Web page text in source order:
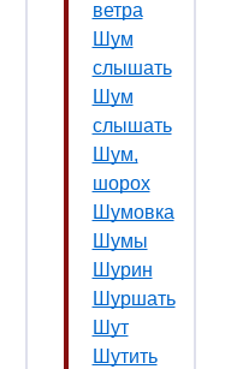
ветра
Шум
слышать
Шум
слышать
Шум,
шорох
Шумовка
Шумы
Шурин
Шуршать
Шут
Шутить